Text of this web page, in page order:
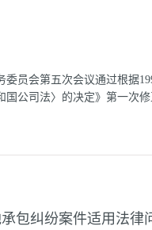
罪嫌疑人第三节 询问证
八节 技术侦查措施第九
公诉第三编 审 判第一章
年人刑事案件诉讼程序
委员会第五次会议通过根据
国公司法〉的决定》第一次
设立和组织机构第一节
包纠纷案件适用法律